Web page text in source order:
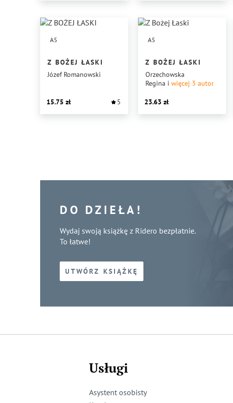
A5
Z BOŻEJ ŁASKI
Józef Romanowski
15.75 5
A5
Z BOŻEJ ŁASKI
Orzechowska
Regina i więcej 3 autor
23.63
DO DZIEŁA!
Wydaj swoją książkę z Ridero bezpłatnie.
To łatwe!
UTWÓRZ KSIĄŻKĘ
Usługi
Asystent osobisty